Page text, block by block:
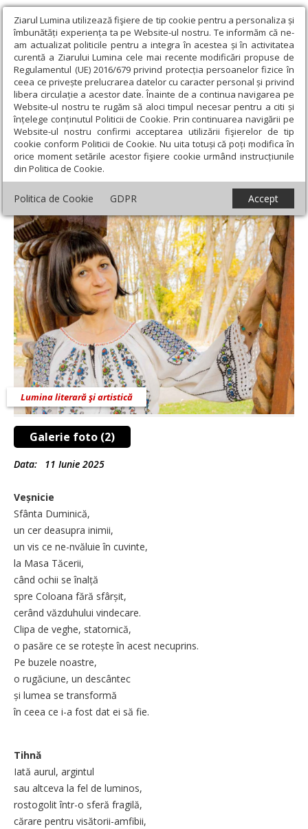
Ziarul Lumina utilizează fişiere de tip cookie pentru a personaliza și
îmbunătăți experiența ta pe Website-ul nostru. Te informăm că ne-
am actualizat politicile pentru a integra în acestea și în activitatea
curentă a Ziarului Lumina cele mai recente modificări propuse de
Regulamentul (UE) 2016/679 privind protecția persoanelor fizice în
ceea ce privește prelucrarea datelor cu caracter personal și privind
libera circulație a acestor date. Înainte de a continua navigarea pe
Website-ul nostru te rugăm să aloci timpul necesar pentru a citi și
înțelege conținutul Politicii de Cookie. Prin continuarea navigării pe
Website-ul nostru confirmi acceptarea utilizării fişierelor de tip
cookie conform Politicii de Cookie. Nu uita totuși că poți modifica în
orice moment setările acestor fişiere cookie urmând instrucțiunile
din Politica de Cookie.
Politica de Cookie GDPR Accept
Ziarul Lumina › Educaţie și Cultură › Lumina literară şi artistică ›
POEZIE: Sarah DeJar
POEZIE: Sarah DeJar
Galerie foto (2)
Lumina literară şi artistică
Data: 11 Iunie 2025
Veșnicie
Sfânta Duminică,
un cer deasupra inimii,
un vis ce ne-nvăluie în cuvinte,
la Masa Tăcerii,
când ochii se înalță
spre Coloana fără sfârșit,
cerând văzduhului vindecare.
Clipa de veghe, statornică,
o pasăre ce se rotește în acest necuprins.
Pe buzele noastre,
o rugăciune, un descântec
și lumea se transformă
în ceea ce i-a fost dat ei să fie.
Tihnă
Iată aurul, argintul
sau altceva la fel de luminos,
rostogolit într-o sferă fragilă,
cărare pentru visătorii-amfibii,